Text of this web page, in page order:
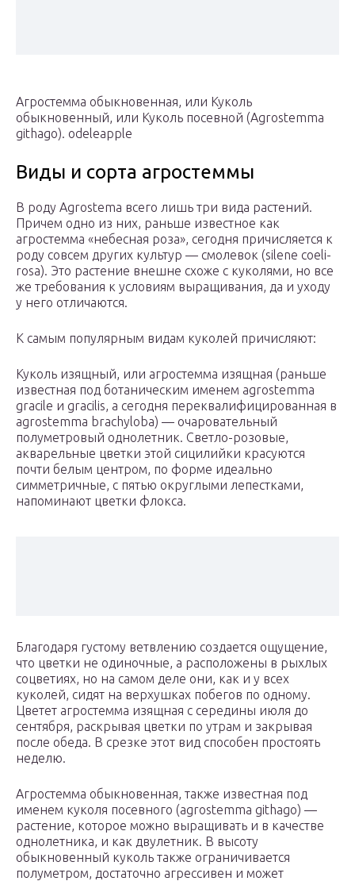
Агростемма обыкновенная, или Куколь
обыкновенный, или Куколь посевной (Agrostemma
githago). odeleapple
Виды и сорта агростеммы
В роду Agrostema всего лишь три вида растений.
Причем одно из них, раньше известное как
агростемма «небесная роза», сегодня причисляется к
роду совсем других культур — смолевок (silene coeli-
rosa). Это растение внешне схоже с куколями, но все
же требования к условиям выращивания, да и уходу
у него отличаются.
К самым популярным видам куколей причисляют:
Куколь изящный, или агростемма изящная (раньше
известная под ботаническим именем agrostemma
gracile и gracilis, а сегодня переквалифицированная в
agrostemma brachyloba) — очаровательный
полуметровый однолетник. Светло-розовые,
акварельные цветки этой сицилийки красуются
почти белым центром, по форме идеально
симметричные, с пятью округлыми лепестками,
напоминают цветки флокса.
Благодаря густому ветвлению создается ощущение,
что цветки не одиночные, а расположены в рыхлых
соцветиях, но на самом деле они, как и у всех
куколей, сидят на верхушках побегов по одному.
Цветет агростемма изящная с середины июля до
сентября, раскрывая цветки по утрам и закрывая
после обеда. В срезке этот вид способен простоять
неделю.
Агростемма обыкновенная, также известная под
именем куколя посевного (agrostemma githago) —
растение, которое можно выращивать и в качестве
однолетника, и как двулетник. В высоту
обыкновенный куколь также ограничивается
полуметром, достаточно агрессивен и может